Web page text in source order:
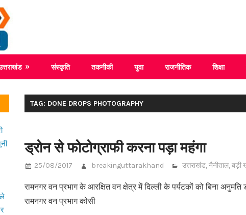
संस्कृति तकनीकी युवा राजनीतिक शिक्षा
TAG: DONE DROPS PHOTOGRAPHY
ड्रोन से फोटोग्राफी करना पड़ा महंगा
25/08/2017 breakinguttarakhand उत्तराखंड,नैनीताल,बड़ी
रामनगर वन प्रभाग के आरक्षित वन क्षेत्र में दिल्ली के पर्यटकों को बिना
रामनगर वन प्रभाग कोसी